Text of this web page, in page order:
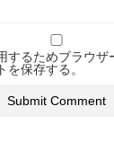
するためブラウザ
を保存する。